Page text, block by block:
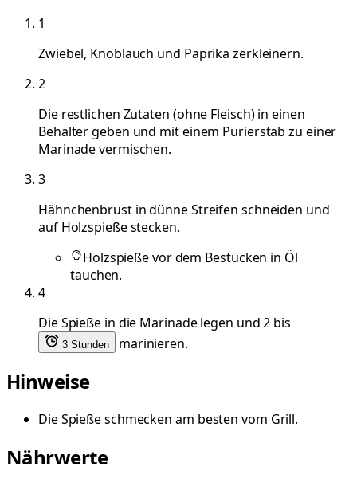
1
Zwiebel, Knoblauch und Paprika zerkleinern.
2
Die restlichen Zutaten (ohne Fleisch) in einen
Behälter geben und mit einem Pürierstab zu einer
Marinade vermischen.
3
Hähnchenbrust in dünne Streifen schneiden und
auf Holzspieße stecken.
Holzspieße vor dem Bestücken in Öl
tauchen.
4
Die Spieße in die Marinade legen und 2 bis
3 Stunden marinieren.
Hinweise
Die Spieße schmecken am besten vom Grill.
Nährwerte